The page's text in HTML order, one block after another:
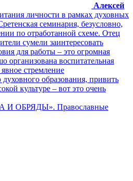
Алексей
личности в рамках духовных
семинария, безусловно,
по отработанной схеме. Отец
сумели заинтересовать
для работы – это огромная
организована воспитательная
стремление
образования, привить
культуре – вот это очень
ОБРЯДЫ». Православные